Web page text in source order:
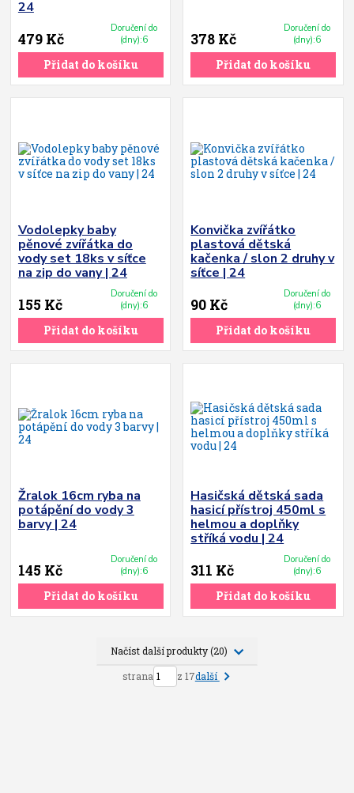
24
479 Kč
Doručení do
(dny):6
Přidat do košíku
378 Kč
Doručení do
(dny):6
Přidat do košíku
Vodolepky baby
pěnové zvířátka do
vody set 18ks v síťce
na zip do vany | 24
155 Kč
Doručení do
(dny):6
Přidat do košíku
Konvička zvířátko
plastová dětská
kačenka / slon 2 druhy v
síťce | 24
90 Kč
Doručení do
(dny):6
Přidat do košíku
Žralok 16cm ryba na
potápění do vody 3
barvy | 24
145 Kč
Doručení do
(dny):6
Přidat do košíku
Hasičská dětská sada
hasicí přístroj 450ml s
helmou a doplňky
stříká vodu | 24
311 Kč
Doručení do
(dny):6
Přidat do košíku
Načíst další produkty (20)
strana z 17další